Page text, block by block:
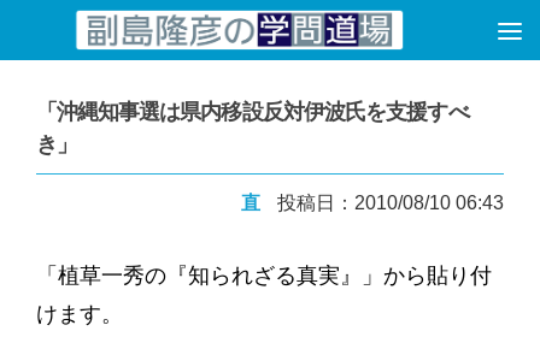
コンテンツへスキップ
「沖縄知事選は県内移設反対伊波氏を支援すべ
き」
直 投稿日：2010/08/10 06:43
「植草一秀の『知られざる真実』」から貼り付
けます。